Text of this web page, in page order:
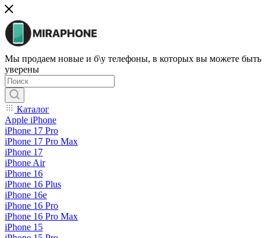
Мы продаем новые и б\у телефоны, в которых вы можете быть
уверены
Каталог
Apple iPhone
iPhone 17 Pro
iPhone 17 Pro Max
iPhone 17
iPhone Air
iPhone 16
iPhone 16 Plus
iPhone 16e
iPhone 16 Pro
iPhone 16 Pro Max
iPhone 15